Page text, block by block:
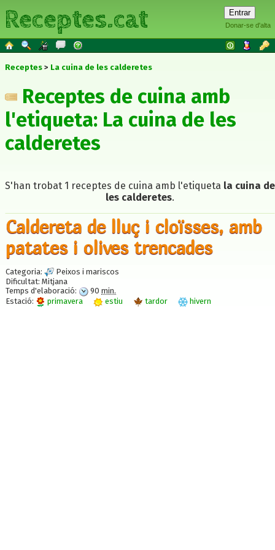
Donar-se d'alta
Receptes.cat
Receptes La cuina de les calderetes
Receptes de cuina amb
l'etiqueta: La cuina de les
calderetes
S'han trobat 1 receptes de cuina amb l'etiqueta la cuina de
les calderetes.
Caldereta de lluç i cloïsses, amb
patates i olives trencades
Categoria:
Peixos i mariscos
Dificultat: Mitjana
Temps d'elaboració:
90 min.
Estació:
primavera estiu tardor hivern